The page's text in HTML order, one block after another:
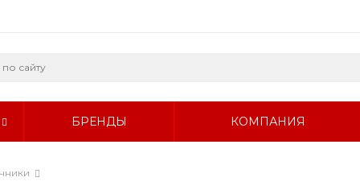
БРЕНДЫ КОМПАНИЯ